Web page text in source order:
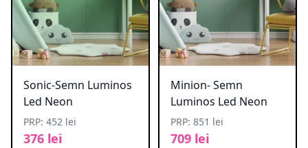
Sonic-Semn Luminos
Led Neon
PRP: 452 lei
376 lei
Minion- Semn
Luminos Led Neon
PRP: 851 lei
709 lei